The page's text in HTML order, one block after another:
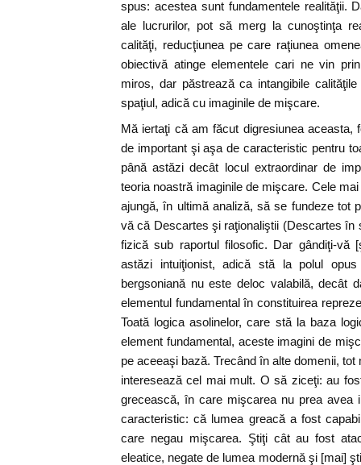
spus: acestea sunt fundamentele realităţii.
ale lucrurilor, pot să merg la cunoştinţa
calităţi, reducţiunea pe care raţiunea
obiectivă atinge elementele cari ne vin
miros, dar păstrează ca intangibile
spaţiul, adică cu imaginile de mişcare.
Mă iertaţi că am făcut digresiunea
de important şi aşa de caracteristic pentru
până astăzi decât locul extraordinar de
teoria noastră imaginile de mişcare. Cele
ajungă, în ultimă analiză, să se fundeze tot
vă că Descartes şi raţionaliştii (Descartes în
fizică sub raportul filosofic. Dar gândiţi-
astăzi intuiţionist, adică stă la polul
bergsoniană nu este deloc valabilă, decât
elementul fundamental în constituirea
Toată logica asolinelor, care stă la baza
element fundamental, aceste imagini de
pe aceeaşi bază. Trecând în alte domenii,
interesează cel mai mult. O să ziceţi: au
grecească, în care mişcarea nu prea avea
caracteristic: că lumea greacă a fost
care negau mişcarea. Ştiţi cât au fost
eleatice, negate de lumea modernă şi [mai]